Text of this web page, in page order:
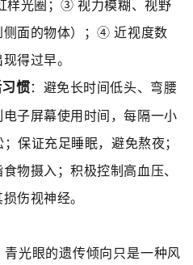
样光圈；③ 视力模糊、视野
侧面的物体）；④ 近视度数
得过早。
惯：避免长时间低头、弯腰
电子屏幕使用时间，每隔一小
保证充足睡眠，避免熬夜；
物摄入；积极控制高血压、
伤视神经。
光眼的遗传倾向只是一种风